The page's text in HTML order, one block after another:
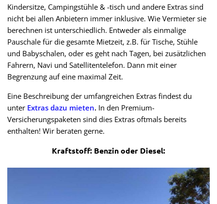
Kindersitze, Campingstühle & -tisch und andere Extras sind
nicht bei allen Anbietern immer inklusive. Wie Vermieter sie
berechnen ist unterschiedlich. Entweder als einmalige
Pauschale für die gesamte Mietzeit, z.B. für Tische, Stühle
und Babyschalen, oder es geht nach Tagen, bei zusätzlichen
Fahrern, Navi und Satellitentelefon. Dann mit einer
Begrenzung auf eine maximal Zeit.
Eine Beschreibung der umfangreichen Extras findest du
unter Extras dazu mieten. In den Premium-
Versicherungspaketen sind dies Extras oftmals bereits
enthalten! Wir beraten gerne.
Kraftstoff: Benzin oder Diesel: